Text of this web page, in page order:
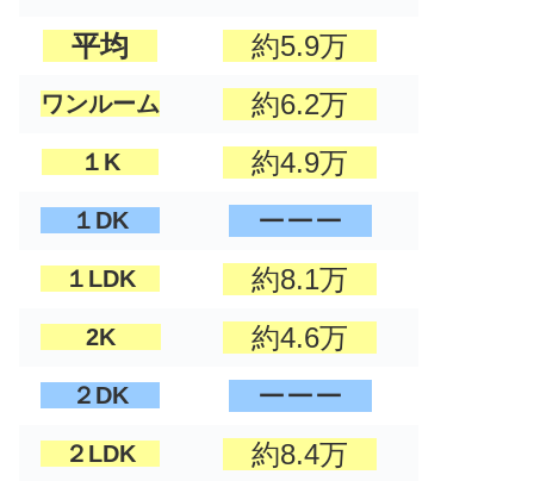
平均 約5.9万
ワンルーム 約6.2万
１K 約4.9万
１DK ーーー
１LDK 約8.1万
2K 約4.6万
２DK ーーー
２LDK 約8.4万